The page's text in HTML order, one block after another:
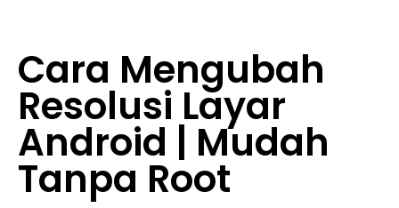
Cara Mengubah
Resolusi Layar
Android | Mudah
Tanpa Root